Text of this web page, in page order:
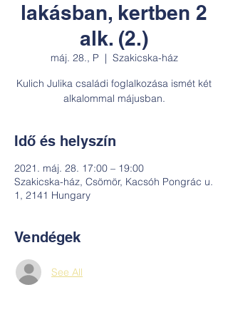
lakásban, kertben 2
alk. (2.)
máj. 28., P
  |
Szakicska-ház
Kulich Julika családi foglalkozása ismét két
alkalommal májusban.
Idő és helyszín
2021. máj. 28. 17:00 – 19:00
Szakicska-ház, Csömör, Kacsóh Pongrác u.
1, 2141 Hungary
Vendégek
See All